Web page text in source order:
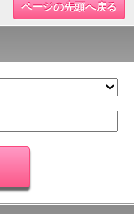
ページの先頭へ戻る